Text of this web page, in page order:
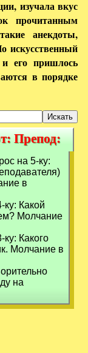
изучала вкус
прочитанным
анекдоты,
искусственный
его пришлось
в порядке
Препод:
на 5-ку:
Препод:
5-ку:
на 5-ку:
в
ку: Какой
Молчание
Какого
Молчание в
на